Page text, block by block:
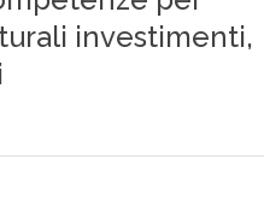
investimenti,